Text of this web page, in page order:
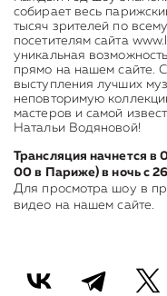
собирает весь
тысяч зрителей по
посетителям сайта
уникальная
прямо на нашем сайте.
выступления лучших
неповторимую
мастеров и самой
Натальи Водяновой!
Трансляция начнется
00 в Париже) в ночь с
Для просмотра шоу в
видео на нашем сайте.